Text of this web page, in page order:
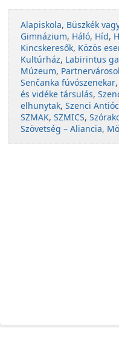
Alapiskola, Büszkék
Gimnázium, Háló, Híd,
Kincskeresők, Közös
Kultúrház, Labirintus
Múzeum,
Senčanka fúvószenekar,
és vidéke társulás,
elhunytak, Szenci
SZMAK, SZMICS,
Szövetség – Aliancia,